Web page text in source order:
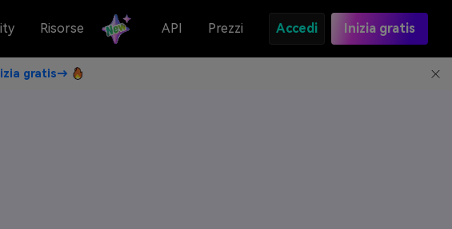
Risorse API Prezzi Accedi Inizia gratis
gratis→